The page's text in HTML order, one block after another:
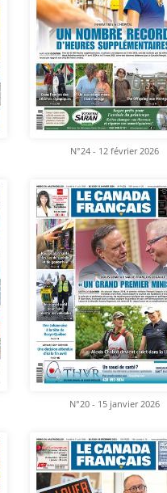
N°24 - 12 février 2026
N°20 - 15 janvier 2026